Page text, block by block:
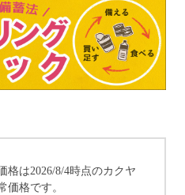
は2026/8/4時点のカクヤ
価格です。